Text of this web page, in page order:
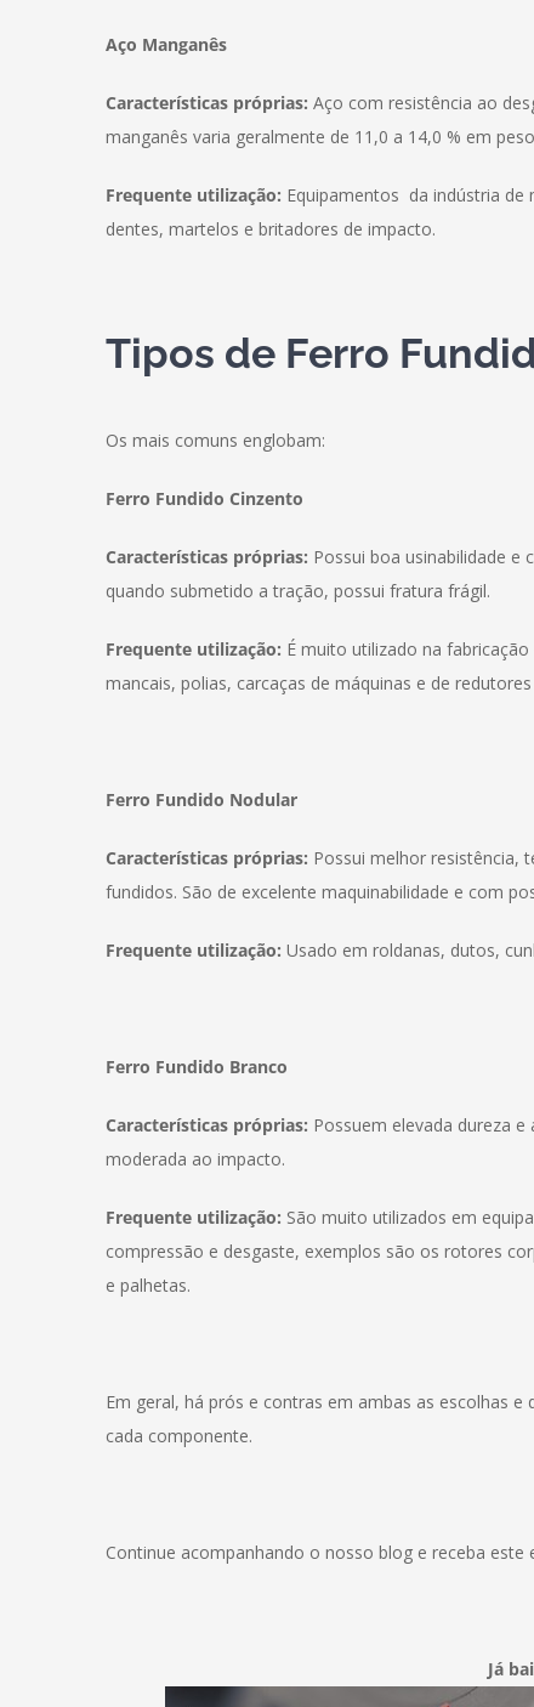
Aço Manganês
Características próprias: Aço com resistência ao
manganês varia geralmente de 11,0 a 14,0 % em
Frequente utilização: Equipamentos da indústria de
dentes, martelos e britadores de impacto.
Tipos de Ferro
Os mais comuns englobam:
Ferro Fundido Cinzento
Características próprias: Possui boa usinabilidade e
quando submetido a tração, possui fratura frágil.
Frequente utilização: É muito utilizado na
mancais, polias, carcaças de máquinas e de
Ferro Fundido Nodular
Características próprias: Possui melhor resistência,
fundidos. São de excelente maquinabilidade e com
Frequente utilização: Usado em roldanas, dutos,
Ferro Fundido Branco
Características próprias: Possuem elevada dureza
moderada ao impacto.
Frequente utilização: São muito utilizados em
compressão e desgaste, exemplos são os rotores
e palhetas.
Em geral, há prós e contras em ambas as escolhas
cada componente.
Continue acompanhando o nosso blog e receba
Já